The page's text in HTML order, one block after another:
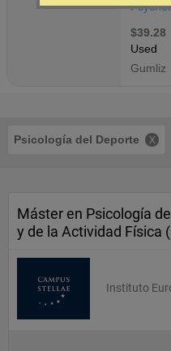
Psicología del Deporte
Máster en Psicología
y de la Actividad Física
Instituto